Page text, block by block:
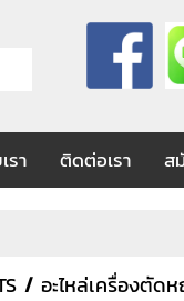
รา ติดต่อเรา ส
/ อะไหล่เครื่องตั